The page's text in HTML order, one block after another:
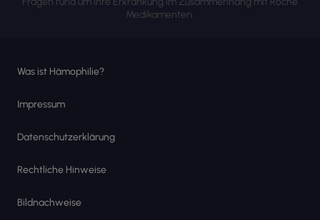
Was ist Hämophilie?
Impressum
Datenschutzerklärung
Rechtliche Hinweise
Bildnachweise
Medikamenten.